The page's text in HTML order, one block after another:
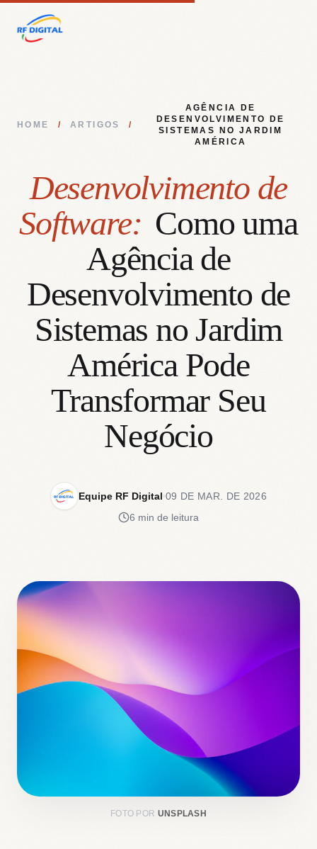
HOME / ARTIGOS /
AGÊNCIA DE
DESENVOLVIMENTO DE
SISTEMAS NO JARDIM
AMÉRICA
Desenvolvimento de
Software: Como uma
Agência de
Desenvolvimento de
Sistemas no Jardim
América Pode
Transformar Seu
Negócio
Equipe RF Digital 09 DE MAR. DE 2026
6 min de leitura
FOTO POR UNSPLASH